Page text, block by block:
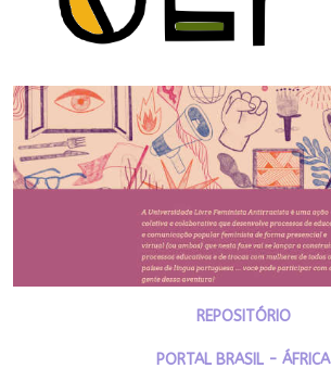
REPOSITÓRIO
PORTAL BRASIL - ÁFRICA